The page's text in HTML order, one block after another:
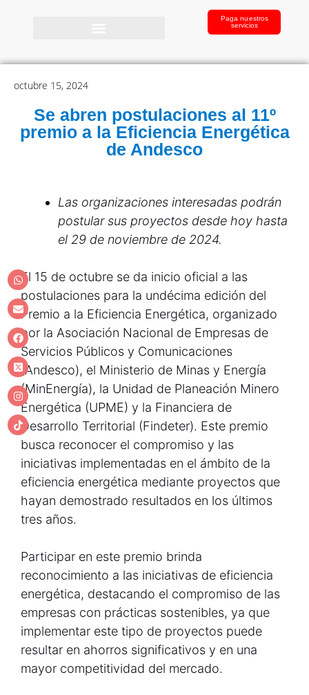
Paga nuestros
servicios
octubre 15, 2024
Se abren postulaciones al 11º
premio a la Eficiencia Energética
de Andesco
Las organizaciones interesadas podrán
postular sus proyectos desde hoy hasta
el 29 de noviembre de 2024.
El 15 de octubre se da inicio oficial a las
postulaciones para la undécima edición del
Premio a la Eficiencia Energética, organizado
por la Asociación Nacional de Empresas de
Servicios Públicos y Comunicaciones
(Andesco), el Ministerio de Minas y Energía
(MinEnergía), la Unidad de Planeación Minero
Energética (UPME) y la Financiera de
Desarrollo Territorial (Findeter). Este premio
busca reconocer el compromiso y las
iniciativas implementadas en el ámbito de la
eficiencia energética mediante proyectos que
hayan demostrado resultados en los últimos
tres años.
Participar en este premio brinda
reconocimiento a las iniciativas de eficiencia
energética, destacando el compromiso de las
empresas con prácticas sostenibles, ya que
implementar este tipo de proyectos puede
resultar en ahorros significativos y en una
mayor competitividad del mercado.